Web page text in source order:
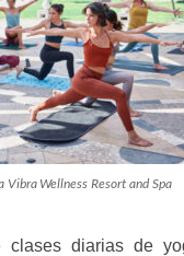
Vibra Wellness Resort and Spa
clases diarias de